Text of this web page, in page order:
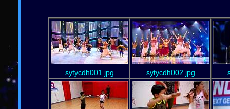
sytycdh001.jpg sytycdh002.jpg